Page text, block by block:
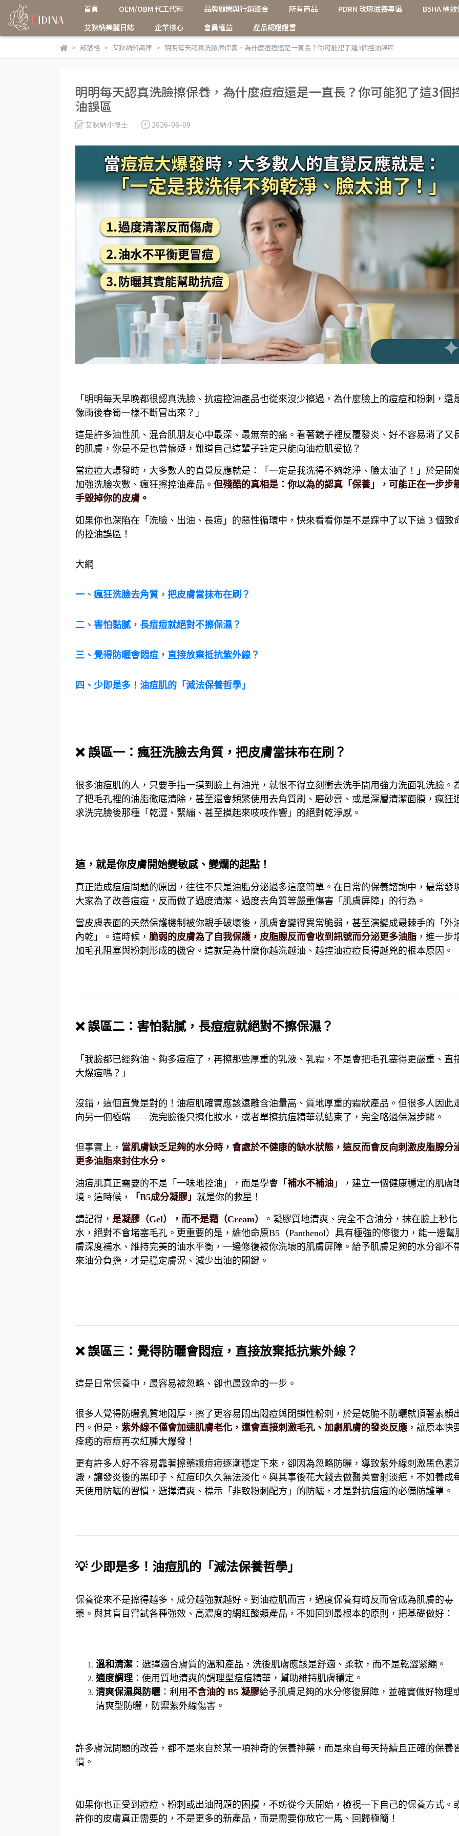
首頁 OEM/OBM 代工代料 品牌顧問與行銷整合 所有商品 PDRN 玫瑰滋養專區
B5HA 極
艾狄納美麗日誌
企業核心 會員權益 產品認證證書
部落格 艾狄納知識庫 明明每天認真洗臉擦保養，為什麼痘痘還是一直長？你可能犯了這3個控油誤區
明明每天認真洗臉擦保養，為什麼痘痘還是一直長？你可能犯了這3個
油誤區
艾狄納小博士 2026-06-09
「明明每天早晚都很認真洗臉、抗痘控油產品也從來沒少擦過，為什麼臉上的痘痘和粉刺，還
像雨後春筍一樣不斷冒出來？」
這是許多油性肌、混合肌朋友心中最深、最無奈的痛。看著鏡子裡反覆發炎、好不容易消了又
的肌膚，你是不是也曾懷疑，難道自己這輩子註定只能向油痘肌妥協？
當痘痘大爆發時，大多數人的直覺反應就是：「一定是我洗得不夠乾淨、臉太油了！」於是開
加強洗臉次數、瘋狂擦控油產品。 但殘酷的真相是：你以為的認真「保養」，可能正在一步步
手毀掉你的皮膚 。
如果你也深陷在「洗臉、出油、長痘」的惡性循環中，快來看看你是不是踩中了以下這 3 個致
的控油誤區！
大綱
一、瘋狂洗臉去角質，把皮膚當抹布在刷？
二、害怕黏膩，長痘痘就絕對不擦保濕？
三、覺得防曬會悶痘，直接放棄抵抗紫外線？
四、少即是多！油痘肌的「減法保養哲學」
❌誤區一：瘋狂洗臉去角質，把皮膚當抹布在刷？
很多油痘肌的人，只要手指一摸到臉上有油光，就恨不得立刻衝去洗手間用強力洗面乳洗臉。
了把毛孔裡的油脂徹底清除，甚至還會頻繁使用去角質刷、磨砂膏、或是深層清潔面膜，瘋狂
求洗完臉後那種「乾澀、緊繃、甚至摸起來吱吱作響」的絕對乾淨感。
這，就是你皮膚開始變敏感、變爛的起點！
真正造成痘痘問題的原因，往往不只是油脂分泌過多這麼簡單。在日常的保養諮詢中，最常發
大家為了改善痘痘，反而做了過度清潔、過度去角質等嚴重傷害「肌膚屏障」的行為。
當皮膚表面的天然保護機制被你親手破壞後，肌膚會變得異常脆弱，甚至演變成最棘手的「外
內乾」。這時候， 脆弱的皮膚為了自我保護，皮脂腺反而會收到訊號而分泌更多油脂 ，進一步
加毛孔阻塞與粉刺形成的機會。這就是為什麼你越洗越油、越控油痘痘長得越兇的根本原因。
❌ 誤區二：害怕黏膩，長痘痘就絕對不擦保濕？
「我臉都已經夠油、夠多痘痘了，再擦那些厚重的乳液、乳霜，不是會把毛孔塞得更嚴重、直
大爆痘嗎？」
沒錯，這個直覺是對的！油痘肌確實應該遠離含油量高、質地厚重的霜狀產品。但很多人因此
向另一個極端——洗完臉後只擦化妝水，或者單擦抗痘精華就結束了，完全略過保濕步驟。
但事實上， 當肌膚缺乏足夠的水分時，會處於不健康的缺水狀態，這反而會反向刺激皮脂腺分
更多油脂來封住水分。
油痘肌真正需要的不是「一味地控油」，而是學會「 補水不補油 」
，建立一個健康穩定的肌膚
境。這時候，
「 B5成分凝膠」 就是你的救星！
請記得， 是凝膠（Gel），而不是霜（Cream）
。凝膠質地清爽、完全不含油分，抹在臉上秒化
水，絕對不會堵塞毛孔。更重要的是，維他命原B5 （Panthenol）具有極強的修復力，能一邊幫
膚深度補水、維持完美的油水平衡，一邊修復被你洗壞的肌膚屏障。給予肌膚足夠的水分卻不
來油分負擔，才是穩定膚況、減少出油的關鍵。
❌ 誤區三：覺得防曬會悶痘，直接放棄抵抗紫外線？
這是日常保養中，最容易被忽略、卻也最致命的一步。
很多人覺得防曬乳質地悶厚，擦了更容易悶出悶痘與閉鎖性粉刺，於是乾脆不防曬就頂著素顏
門。但是， 紫外線不僅會加速肌膚老化，還會直接刺激毛孔、加劇肌膚的發炎反應 ，讓原本快
痊癒的痘痘再次紅腫大爆發！
更有許多人好不容易靠著擦藥讓痘痘逐漸穩定下來，卻因為忽略防曬，導致紫外線刺激黑色素
澱，讓發炎後的黑印子、紅痘印久久無法淡化。與其事後花大錢去做醫美雷射淡疤，不如養成
天使用防曬的習慣，選擇清爽、標示「非致粉刺配方」的防曬，才是對抗痘痘的必備防護罩。
💡 少即是多！油痘肌的「減法保養哲學」
保養從來不是擦得越多、成分越強就越好。對油痘肌而言，過度保養有時反而會成為肌膚的毒
藥。與其盲目嘗試各種強效、高濃度的網紅酸類產品，不如回到最根本的原則，把基礎做好：
溫和清潔 ：選擇適合膚質的溫和產品，洗後肌膚應該是舒適、柔軟，而不是乾澀緊繃。
適度調理：使用質地清爽的調理型痘痘精華，幫助維持肌膚穩定。
清爽保濕與防曬 ：利用不含油的 B5 凝膠給予肌膚足夠的水分修復屏障，並確實做好物理
清爽型防曬，防禦紫外線傷害。
許多膚況問題的改善，都不是來自於某一項神奇的保養神藥，而是來自每天持續且正確的保養
慣。
如果你也正受到痘痘、粉刺或出油問題的困擾，不妨從今天開始，檢視一下自己的保養方式。
許你的皮膚真正需要的，不是更多的新產品，而是需要你放它一馬、回歸極簡！